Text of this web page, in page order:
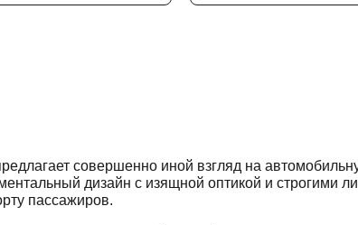
совершенно иной взгляд на
дизайн с изящной оптикой и строгими
пассажиров.